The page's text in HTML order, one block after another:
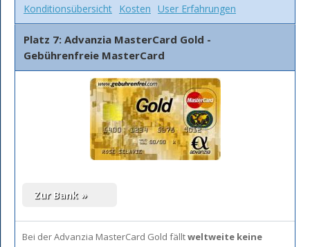
Konditionsübersicht Kosten User Erfahrungen
Platz 7: Advanzia MasterCard Gold -
Gebührenfreie MasterCard
Bei der Advanzia MasterCard Gold fälltweltweite keine